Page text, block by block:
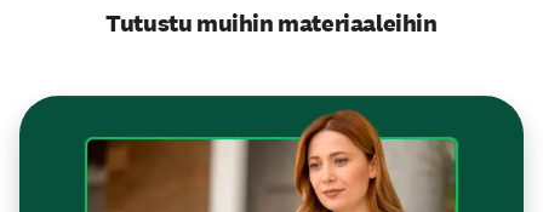
Tutustu muihin materiaaleihin